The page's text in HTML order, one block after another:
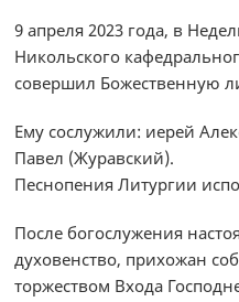
9 апреля 2023 года, в
Никольского
совершил Божественную
Ему сослужили: иерей
Павел (Журавский).
Песнопения Литургии
После богослужения
духовенство, прихожан
торжеством Входа